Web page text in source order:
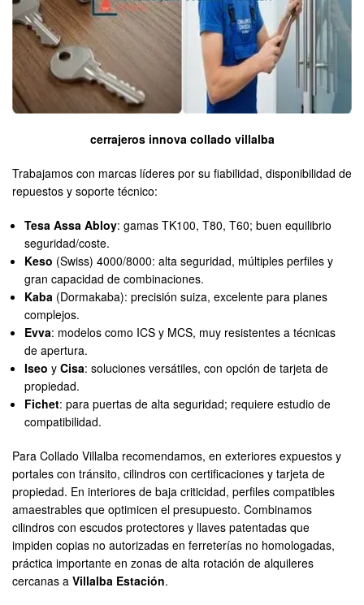
cerrajeros innova collado villalba
Trabajamos con marcas líderes por su fiabilidad, disponibilidad de
repuestos y soporte técnico:
Tesa Assa Abloy: gamas TK100, T80, T60; buen equilibrio
seguridad/coste.
Keso (Swiss) 4000/8000: alta seguridad, múltiples perfiles y
gran capacidad de combinaciones.
Kaba (Dormakaba): precisión suiza, excelente para planes
complejos.
Evva: modelos como ICS y MCS, muy resistentes a técnicas
de apertura.
Iseo yCisa: soluciones versátiles, con opción de tarjeta de
propiedad.
Fichet: para puertas de alta seguridad; requiere estudio de
compatibilidad.
Para Collado Villalba recomendamos, en exteriores expuestos y
portales con tránsito, cilindros con certificaciones y tarjeta de
propiedad. En interiores de baja criticidad, perfiles compatibles
amaestrables que optimicen el presupuesto. Combinamos
cilindros con escudos protectores y llaves patentadas que
impiden copias no autorizadas en ferreterías no homologadas,
práctica importante en zonas de alta rotación de alquileres
cercanas a Villalba Estación.